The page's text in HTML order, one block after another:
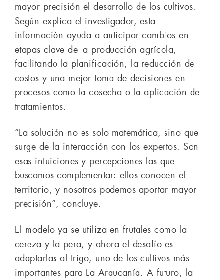
mayor precisión el desarrollo de los cultivos.
Según explica el investigador, esta
información ayuda a anticipar cambios en
etapas clave de la producción agrícola,
facilitando la planificación, la reducción de
costos y una mejor toma de decisiones en
procesos como la cosecha o la aplicación de
tratamientos.
“La solución no es solo matemática, sino que
surge de la interacción con los expertos. Son
esas intuiciones y percepciones las que
buscamos complementar: ellos conocen el
territorio, y nosotros podemos aportar mayor
precisión”, concluye.
El modelo ya se utiliza en frutales como la
cereza y la pera, y ahora el desafío es
adaptarlas al trigo, uno de los cultivos más
importantes para La Araucanía. A futuro, la